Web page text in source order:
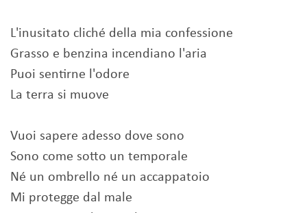
L'inusitato cliché della mia confessione
Grasso e benzina incendiano l'aria
Puoi sentirne l'odore
La terra si muove
Vuoi sapere adesso dove sono
Sono come sotto un temporale
Né un ombrello né un accappatoio
Mi protegge dal male